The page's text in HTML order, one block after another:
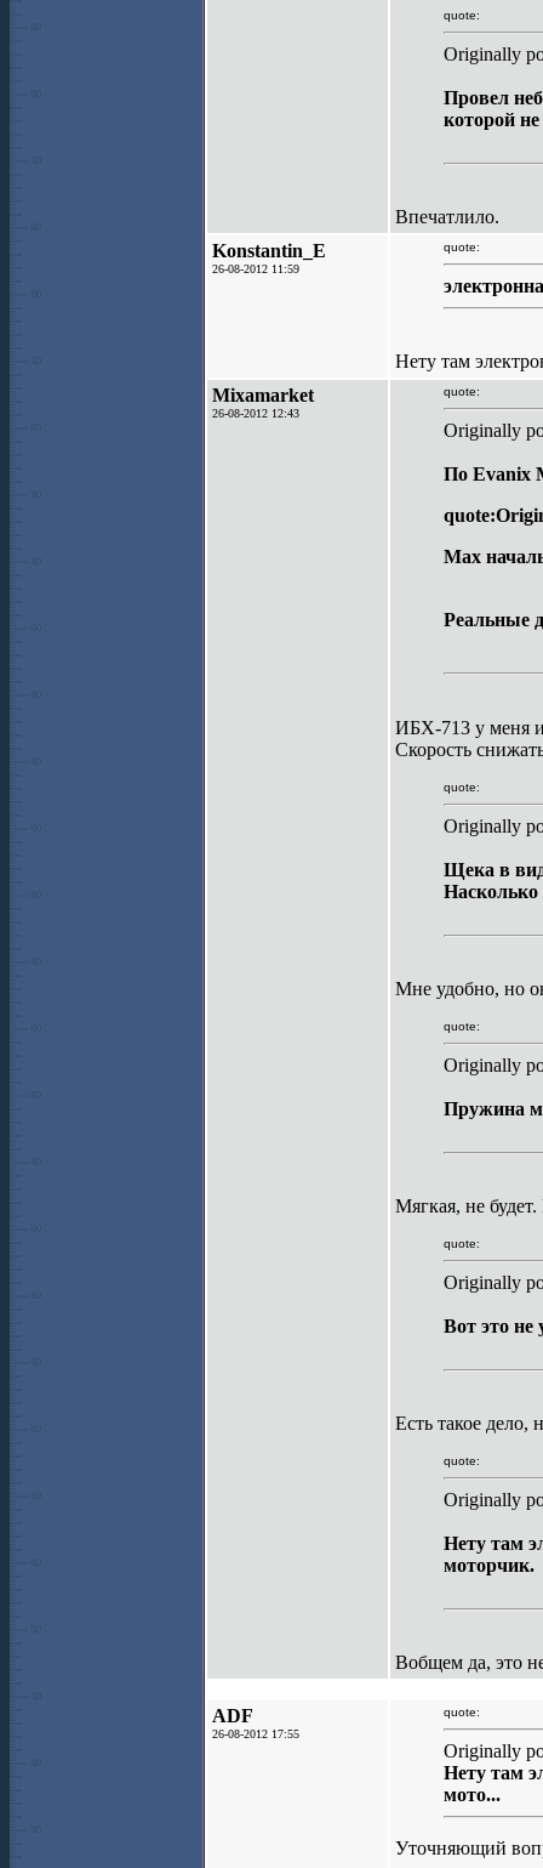
quote:
Originally
Провел
которой
Впечатлило.
Konstantin_E
26-08-2012 11:59
quote:
Нету там
Mixamarket
26-08-2012 12:43
quote:
Originally
По Evanix
Мах
Реальные
ИБХ-713 у меня
Скорость
quote:
Originally
Щека в
Насколько
Мне удобно, но
quote:
Originally
Пружина
Мягкая, не
quote:
Originally
Вот это не
Есть такое дело,
quote:
Originally
Нету там
моторчик.
Вобщем да, это
ADF
26-08-2012 17:55
quote:
Originally
Нету там
мото...
Уточняющий